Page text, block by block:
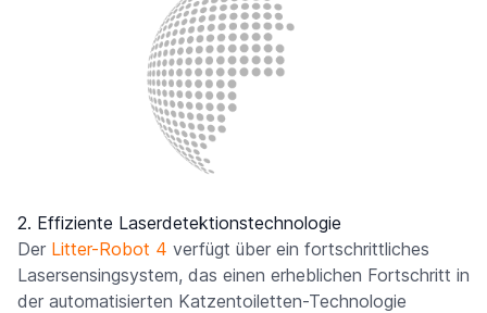
2. Effiziente Laserdetektionstechnologie
Der Litter-Robot 4 verfügt über ein fortschrittliches
Lasersensingsystem, das einen erheblichen Fortschritt in
der automatisierten Katzentoiletten-Technologie